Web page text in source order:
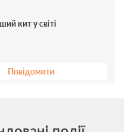
кит у світі
Повідомити